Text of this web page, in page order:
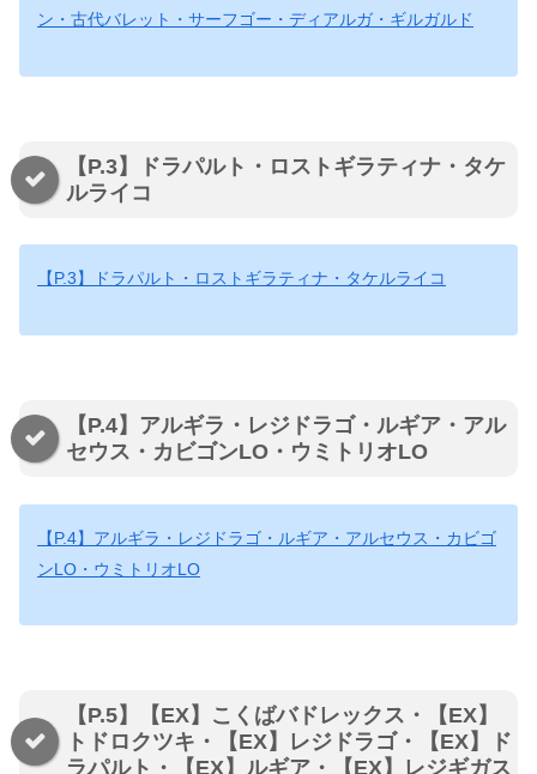
ン・古代バレット・サーフゴー・ディアルガ・ギルガルド
【P.3】ドラパルト・ロストギラティナ・タケ
ルライコ
【P.3】ドラパルト・ロストギラティナ・タケルライコ
【P.4】アルギラ・レジドラゴ・ルギア・アル
セウス・カビゴンLO・ウミトリオLO
【P.4】アルギラ・レジドラゴ・ルギア・アルセウス・カビゴ
ンLO・ウミトリオLO
【P.5】【EX】こくばバドレックス・【EX】
トドロクツキ・【EX】レジドラゴ・【EX】ド
ラパルト・【EX】ルギア・【EX】レジギガス